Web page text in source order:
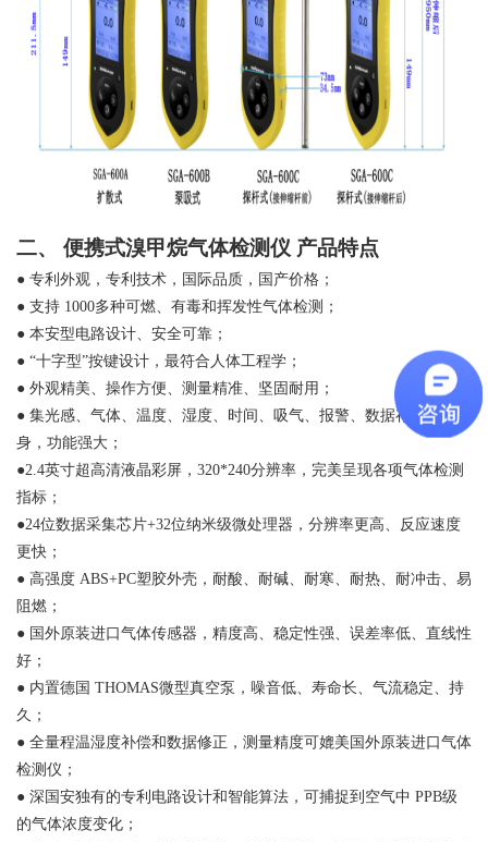
二、 便携式溴甲烷气体检测仪 产品特点
● 专利外观，专利技术，国际品质，国产价格；
● 支持 1000多种可燃、有毒和挥发性气体检测；
● 本安型电路设计、安全可靠；
● “十字型”按键设计，最符合人体工程学；
● 外观精美、操作方便、测量精准、坚固耐用；
● 集光感、气体、温度、湿度、时间、吸气、报警、数据存储为一
身，功能强大；
●2.4英寸超高清液晶彩屏，320*240分辨率，完美呈现各项气体检测
指标；
●24位数据采集芯片+32位纳米级微处理器，分辨率更高、反应速度
更快；
● 高强度 ABS+PC塑胶外壳，耐酸、耐碱、耐寒、耐热、耐冲击、易
阻燃；
● 国外原装进口气体传感器，精度高、稳定性强、误差率低、直线性
好；
● 内置德国 THOMAS微型真空泵，噪音低、寿命长、气流稳定、持
久；
● 全量程温湿度补偿和数据修正，测量精度可媲美国外原装进口气体
检测仪；
● 深国安独有的专利电路设计和智能算法，可捕捉到空气中 PPB级
的气体浓度变化；